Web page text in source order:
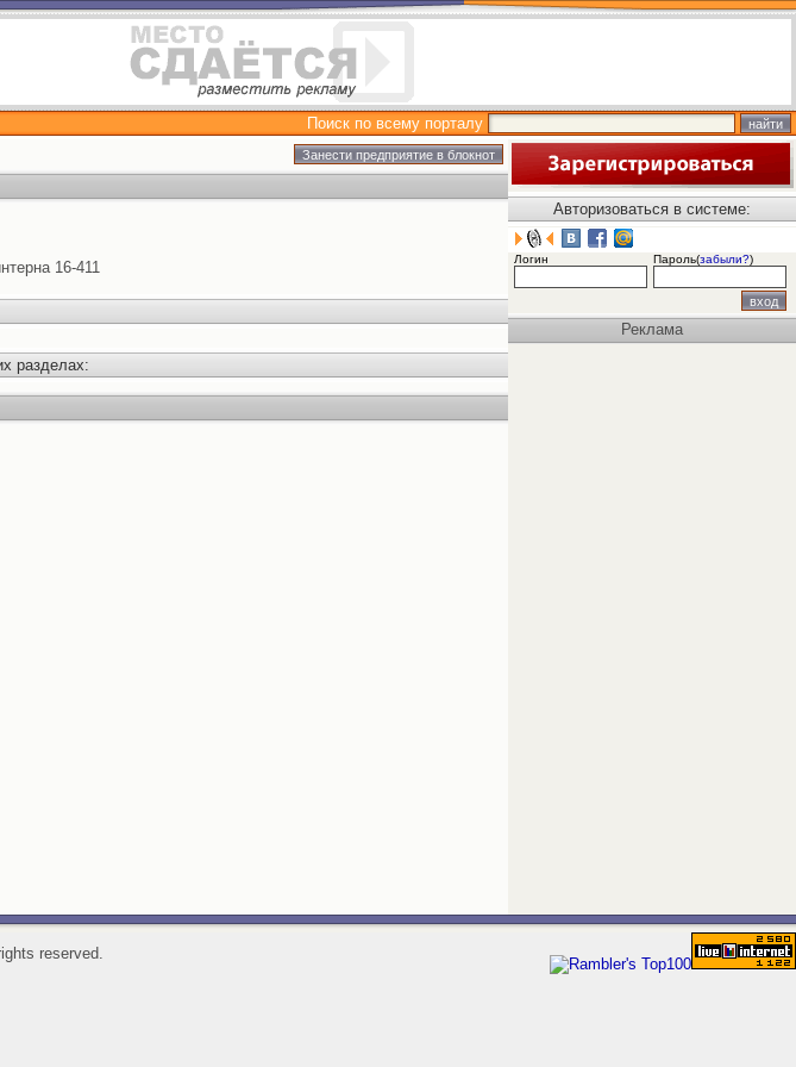
Поиск по всему порталу
16-411
разделах:
Авторизоваться в системе:
Логин Пароль(забыли?)
Реклама
reserved.